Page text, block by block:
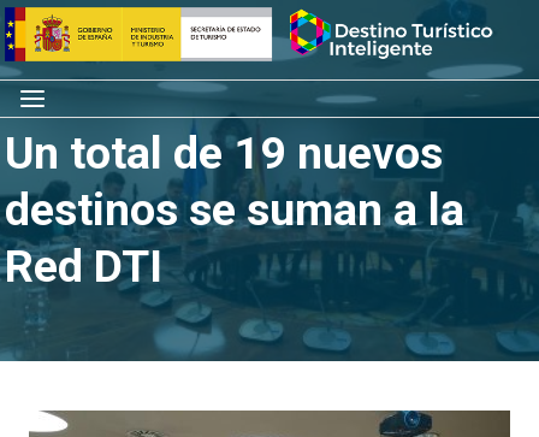
Saltar
al
contenido
Inicio
Menú
Un total de 19 nuevos
destinos se suman a la
Red DTI